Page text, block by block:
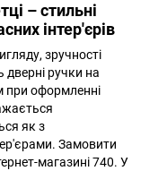
– стильні
інтер'єрів
зручності
дверні ручки на
при оформленні
як з
Замовити
магазині 740. У